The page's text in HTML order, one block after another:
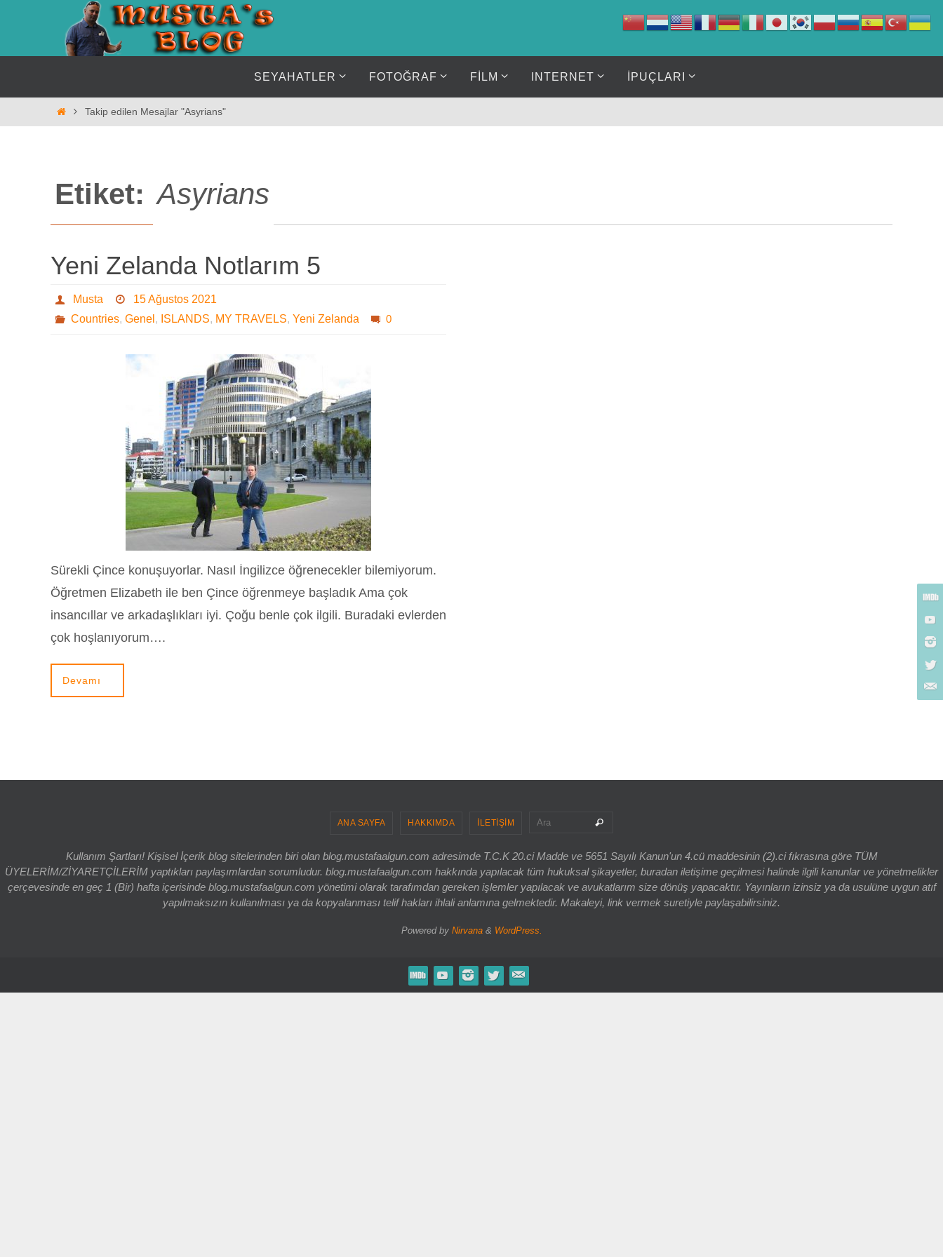
SEYAHATLER FOTOĞRAF FİLM INTERNET İPUÇLARI
HomeTakip edilen Mesajlar "Asyrians"
Etiket: Asyrians
Yeni Zelanda Notlarım 5
Musta
15 Ağustos 2021
Countries, Genel , ISLANDS, MY TRAVELS, Yeni Zelanda 0
Sürekli Çince konuşuyorlar. Nasıl İngilizce öğrenecekler bilemiyorum.
Öğretmen Elizabeth ile ben Çince öğrenmeye başladık Ama çok
insancıllar ve arkadaşlıkları iyi. Çoğu benle çok ilgili. Buradaki evlerden
çok hoşlanıyorum….
Devamı
ANA SAYFA HAKKIMDA İLETİŞİM Ara
Kullanım Şartları! Kişisel İçerik blog sitelerinden biri olan blog.mustafaalgun.com adresimde T.C.K 20.ci Madde ve 5651 Sayılı Kanun'un 4.cü maddesinin (2).ci fıkrasına göre TÜM
ÜYELERİM/ZİYARETÇİLERİM yaptıkları paylaşımlardan sorumludur. blog.mustafaalgun.com hakkında yapılacak tüm hukuksal şikayetler, buradan iletişime geçilmesi halinde ilgili kanunlar ve yönetmelikler
çerçevesinde en geç 1 (Bir) hafta içerisinde blog.mustafaalgun.com yönetimi olarak tarafımdan gereken işlemler yapılacak ve avukatlarım size dönüş yapacaktır. Yayınların izinsiz ya da usulüne uygun atıf
yapılmaksızın kullanılması ya da kopyalanması telif hakları ihlali anlamına gelmektedir. Makaleyi, link vermek suretiyle paylaşabilirsiniz.
Powered by Nirvana& WordPress.